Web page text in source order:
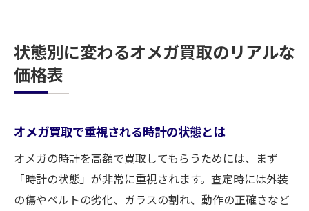
状態別に変わるオメガ買取のリアルな
価格表
オメガ買取で重視される時計の状態とは
オメガの時計を高額で買取してもらうためには、まず
「時計の状態」が非常に重視されます。査定時には外装
の傷やベルトの劣化、ガラスの割れ、動作の正確さなど